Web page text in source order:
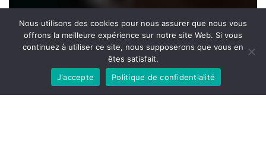
Nous utilisons des cookies pour nous assurer que nous vous
offrons la meilleure expérience sur notre site Web. Si vous
continuez à utiliser ce site, nous supposerons que vous en
êtes satisfait.
J'accepte
Politique de confidentialité